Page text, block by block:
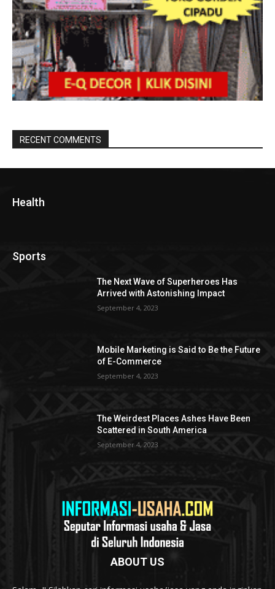
RECENT COMMENTS
Health
Sports
The Next Wave of Superheroes Has
Arrived with Astonishing Impact
September 4, 2023
Mobile Marketing is Said to Be the Future
of E-Commerce
September 4, 2023
The Weirdest Places Ashes Have Been
Scattered in South America
September 4, 2023
ABOUT US